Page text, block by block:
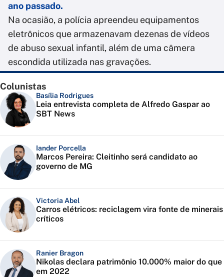
ano passado.
Na ocasião, a polícia apreendeu equipamentos
eletrônicos que armazenavam dezenas de vídeos
de abuso sexual infantil, além de uma câmera
escondida utilizada nas gravações.
Colunistas
Basília Rodrigues
Leia entrevista completa de Alfredo Gaspar ao
SBT News
Iander Porcella
Marcos Pereira: Cleitinho será candidato ao
governo de MG
Victoria Abel
Carros elétricos: reciclagem vira fonte de minerais
críticos
Ranier Bragon
Nikolas declara patrimônio 10.000% maior do que
em 2022